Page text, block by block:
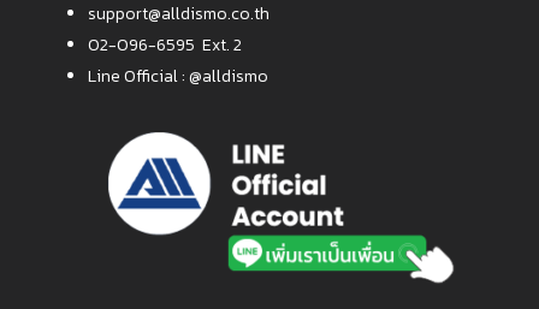
support@alldismo.co.th
02-096-6595 Ext. 2
Line Official :@alldismo